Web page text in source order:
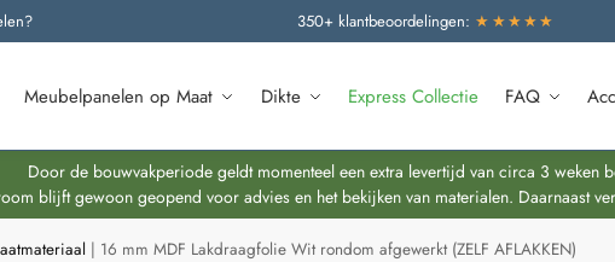
350+ klantbeoordelingen: ★★★★★
Meubelpanelen op Maat Dikte Express Collectie FAQ
Door de bouwvakperiode geldt momenteel een extra levertijd van circa 3 weken
blijft gewoon geopend voor advies en het bekijken van materialen. Daarnaast
| 16 mm MDF Lakdraagfolie Wit rondom afgewerkt (ZELF AFLAKKEN)